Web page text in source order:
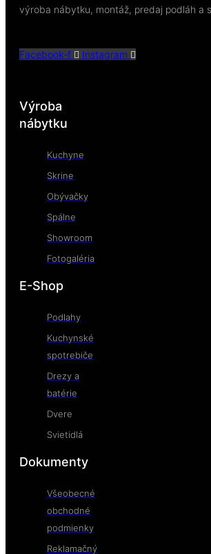
výroba nábytku, montáž, predaj podláh a
Facebook-f Instagram
Výroba
nábytku
Kuchyne
Skrine
Obývačky
Spálne
Showroom
Fotogaléria
E-Shop
Podlahy
Kuchynské
spotrebiče
Drezy a
batérie
Dvere
Svietidlá
Dokumenty
Všeobecné
obchodné
podmienky
Reklamačný